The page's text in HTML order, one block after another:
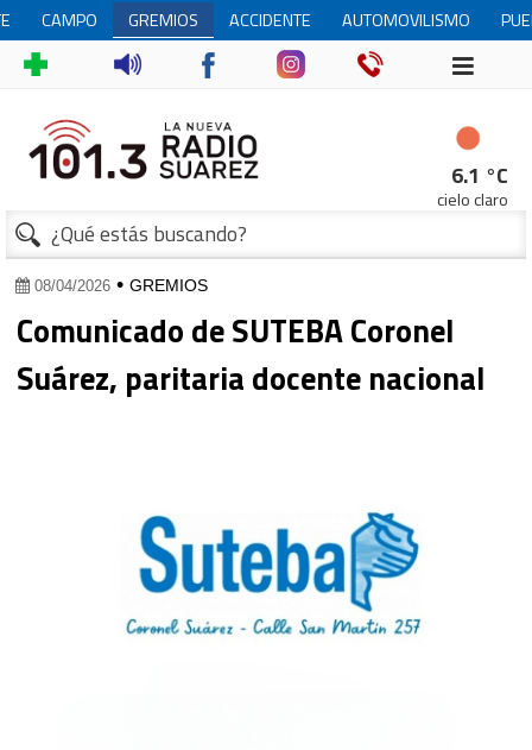
CAMPO GREMIOS ACCIDENTE AUTOMOVILISMO
6.1 °C
cielo claro
08/04/2026• GREMIOS
Comunicado de SUTEBA Coronel
Suárez, paritaria docente nacional